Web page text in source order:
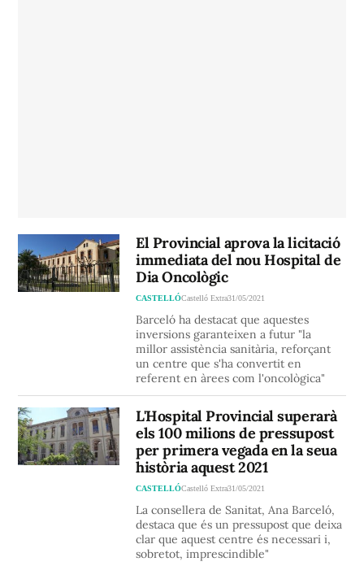
El Provincial aprova la licitació
immediata del nou Hospital de
Dia Oncològic
CASTELLÓCastelló Extra31/05/2021
Barceló ha destacat que aquestes
inversions garanteixen a futur "la
millor assistència sanitària, reforçant
un centre que s'ha convertit en
referent en àrees com l'oncològica"
L'Hospital Provincial superarà
els 100 milions de pressupost
per primera vegada en la seua
història aquest 2021
CASTELLÓCastelló Extra31/05/2021
La consellera de Sanitat, Ana Barceló,
destaca que és un pressupost que deixa
clar que aquest centre és necessari i,
sobretot, imprescindible"